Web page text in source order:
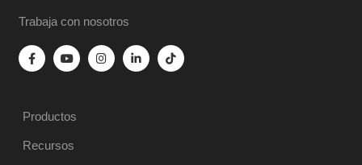
Trabaja con nosotros
Productos
Recursos